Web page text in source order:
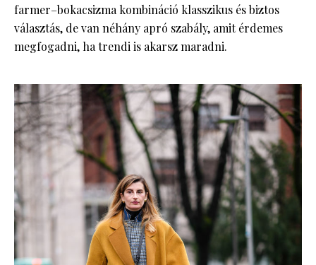
farmer–bokacsizma kombináció klasszikus és biztos
választás, de van néhány apró szabály, amit érdemes
megfogadni, ha trendi is akarsz maradni.